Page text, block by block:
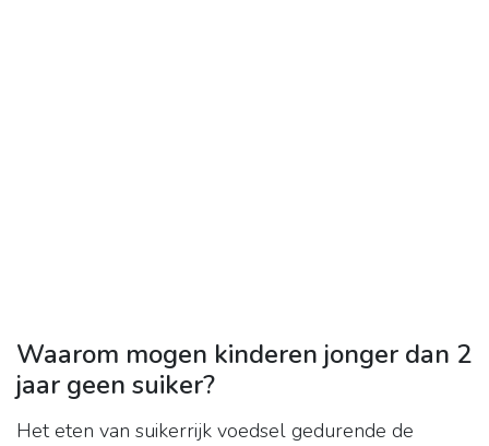
Waarom mogen kinderen jonger dan 2
jaar geen suiker?
Het eten van suikerrijk voedsel gedurende de